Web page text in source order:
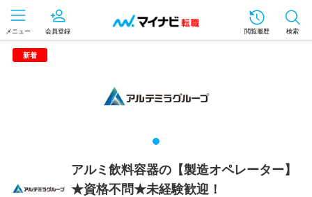
メニュー 会員登録 閲覧履歴 検索
新着
アルミ飲料容器の【製造オペレーター】
★資格不問★未経験歓迎！